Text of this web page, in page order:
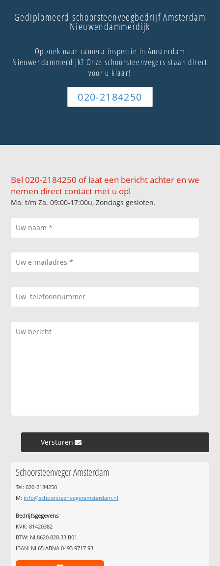
Gediplomeerd schoorsteenveegbedrijf Amsterdam
Nieuwendammerdijk
Op zoek naar camera inspectie in Amsterdam
Nieuwendammerdijk? Onze schoorsteenvegers staan direct
voor u klaar!
020-2184250
Bel 020-2184250 of laat een bericht achter en we
nemen direct contact met u op!
Ma. t/m Za. 09:00-17:00u, Zondags gesloten.
Versturen »
Schoorsteenveger Amsterdam
Tel: 020-2184250
M: info@schoorsteenvegeramsterdam.nl
Bedrijfsgegevens
KVK: 81420382
BTW: NL8620.828.33.B01
IBAN: NL65 ABNA 0493 9717 93